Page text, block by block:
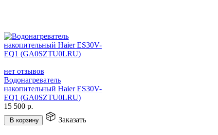
нет отзывов
Водонагреватель
накопительный Haier ES30V-
EQ1 (GA0SZTU0LRU)
15 500 р.
В корзину Заказать